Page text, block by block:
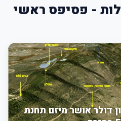
- פסיפס ראשי
470 מיליון דולר אושר מיזם תחנת